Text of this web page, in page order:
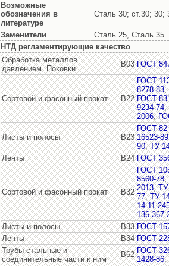
Возможные
обозначения в
литературе
Сталь 30; ст.30; 30;
Заменители
Сталь 25, Сталь 35
НТД регламентирующие качество
Обработка металлов
давлением. Поковки
В03 ГОСТ
Сортовой и фасонный прокат В22
ГОСТ
8278-83,
ГОСТ
9234-74,
2006,
Листы и полосы В23
ГОСТ
16523-89
90,ТУ
Ленты
В24 ГОСТ
Сортовой и фасонный прокат В32
ГОСТ
8560-78,
2013,ТУ
77,ТУ
14-11-
136-367-
Листы и полосы
В33 ГОСТ
Ленты
В34 ГОСТ
Трубы стальные и
соединительные части к ним
В62 ГОСТ
1428-86,